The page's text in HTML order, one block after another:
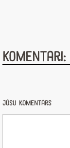
Komentāri:
Jūsu komentārs